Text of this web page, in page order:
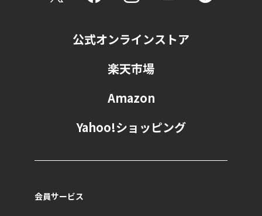
公式オンラインストア
楽天市場
Amazon
Yahoo!ショッピング
会員サービス